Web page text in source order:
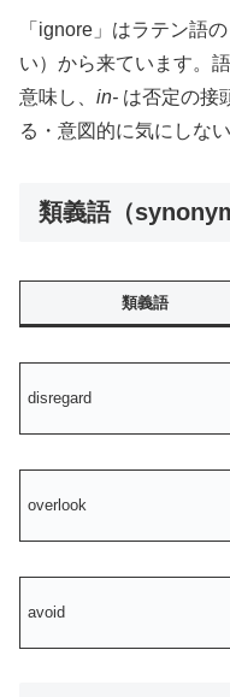
「ignore」はラテン語の
い）から来ています。
意味し、 in- は否定の接
る・意図的に気にしな
類義語（
類義語
disregard
overlook
avoid